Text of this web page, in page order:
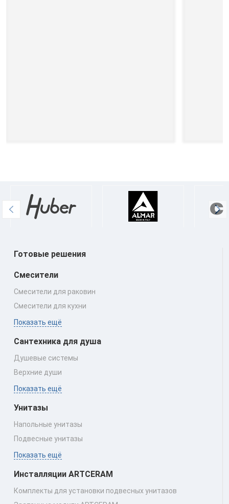
Готовые решения
Смесители
Смесители для раковин
Смесители для кухни
Показать ещё
Сантехника для душа
Душевые системы
Верхние души
Показать ещё
Унитазы
Напольные унитазы
Подвесные унитазы
Показать ещё
Инсталляции ARTCERAM
Комплекты для установки подвесных унитазов